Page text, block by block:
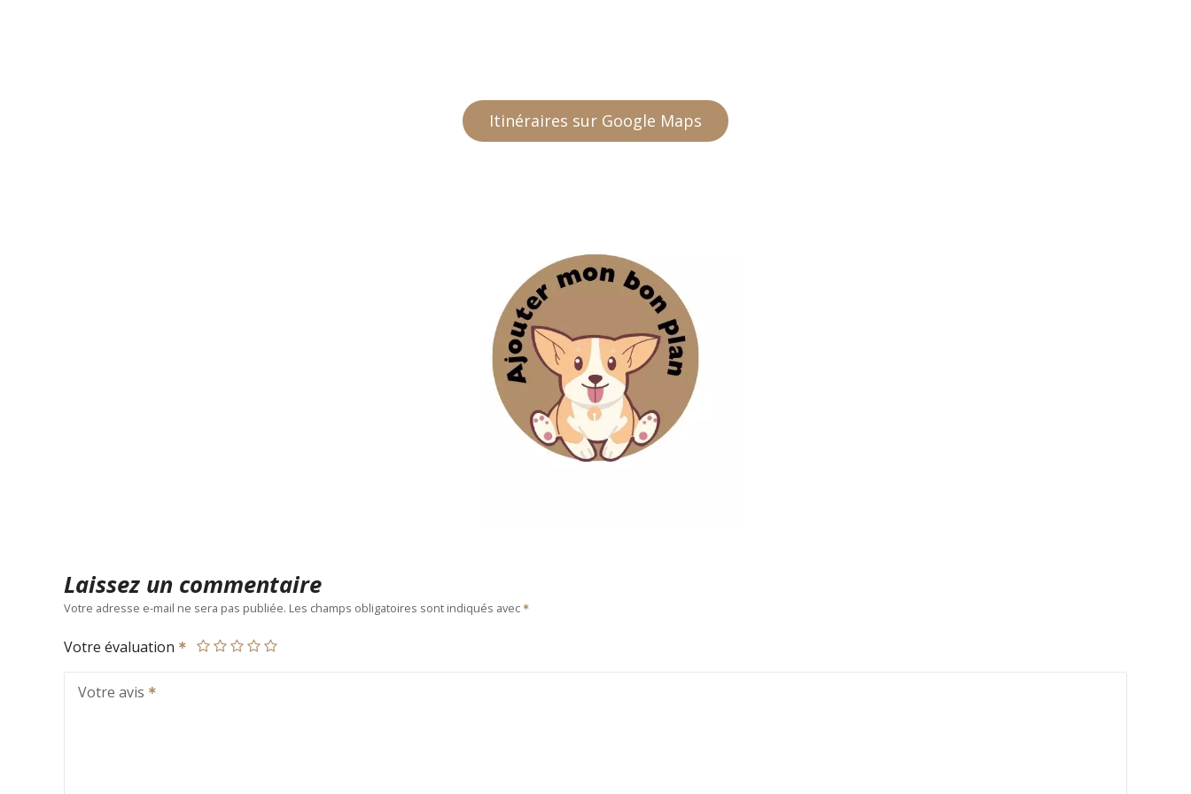
Itinéraires sur Google Maps
Laissez un commentaire
Votre adresse e-mail ne sera pas publiée. Les champs obligatoires sont indiqués avec
Votre évaluation
Votre avis